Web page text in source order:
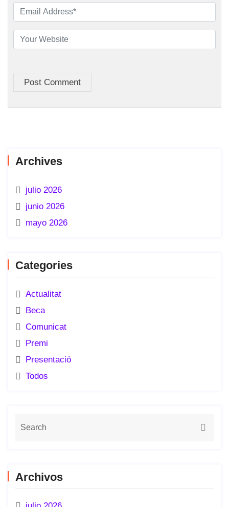
Post Comment
Archives
julio 2026
junio 2026
mayo 2026
Categories
Actualitat
Beca
Comunicat
Premi
Presentació
Todos
Archivos